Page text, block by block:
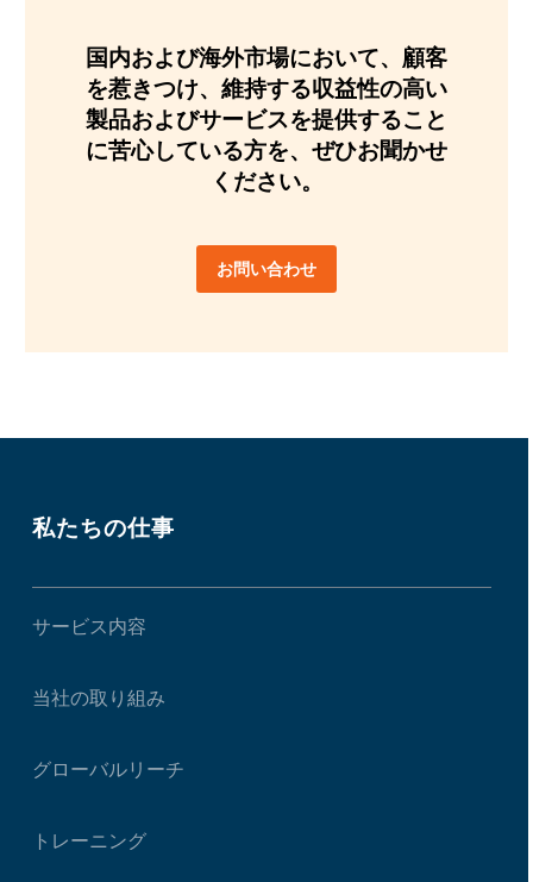
国内および海外市場において、顧客
を惹きつけ、維持する収益性の高い
製品およびサービスを提供すること
に苦心している方を、ぜひお聞かせ
ください。
お問い合わせ
私たちの仕事
サービス内容
当社の取り組み
グローバルリーチ
トレーニング